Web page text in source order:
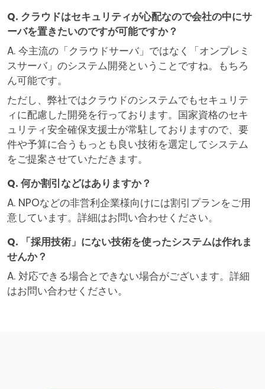
Q. クラウドはセキュリティが心配なので会社の中にサ
ーバを置きたいのですが可能ですか？
A. 今主流の「クラウドサーバ」ではなく「オンプレミ
スサーバ」のシステム開発ということですね。もちろ
ん可能です。
ただし、弊社ではクラウドのシステムでもセキュリテ
ィに配慮した開発を行っております。国家資格のセキ
ュリティ安全確保支援士が常駐しておりますので、要
件や予算に合うもっとも良い技術を選定してシステム
をご提案させていただきます。
Q. 何か割引などはありますか？
A. NPOなどの非営利企業様向けには割引プランをご用
意しています。詳細はお問い合わせください。
Q. 「採用技術」にない技術を使ったシステムは作れま
せんか？
A. 対応できる場合とできない場合がございます。詳細
はお問い合わせください。